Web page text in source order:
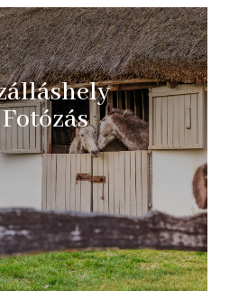
Fotózás